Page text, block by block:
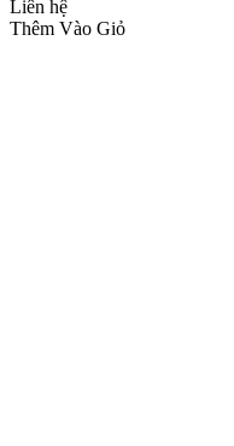
Liên hệ
Thêm Vào Giỏ